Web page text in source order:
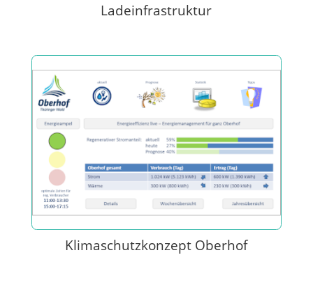
Ladeinfrastruktur
Klimaschutzkonzept Oberhof